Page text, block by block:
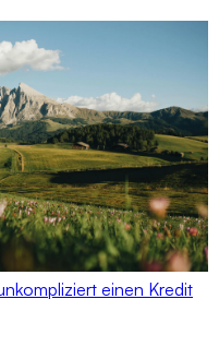
einen Kredit